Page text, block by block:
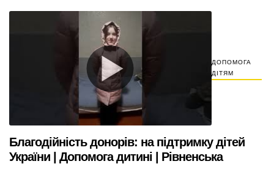
ДОПОМОГА
ДІТЯМ
Благодійність донорів: на підтримку дітей
України | Допомога дитині | Рівненська